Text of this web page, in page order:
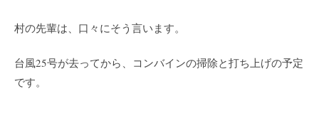
村の先輩は、口々にそう言います。
台風25号が去ってから、コンバインの掃除と打ち上げの予定
です。